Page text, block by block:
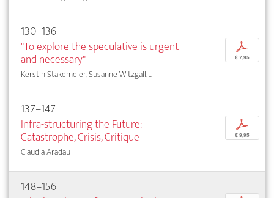
130–136
"To explore the speculative is urgent
and necessary"
Kerstin Stakemeier, Susanne Witzgall, ...
p
€ 7,95
137–147
Infra-structuring the Future:
Catastrophe, Crisis, Critique
Claudia Aradau
p
€ 9,95
148–156